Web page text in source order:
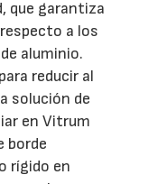
que garantiza
a los
aluminio.
reducir al
solución de
en Vitrum
borde
rígido en